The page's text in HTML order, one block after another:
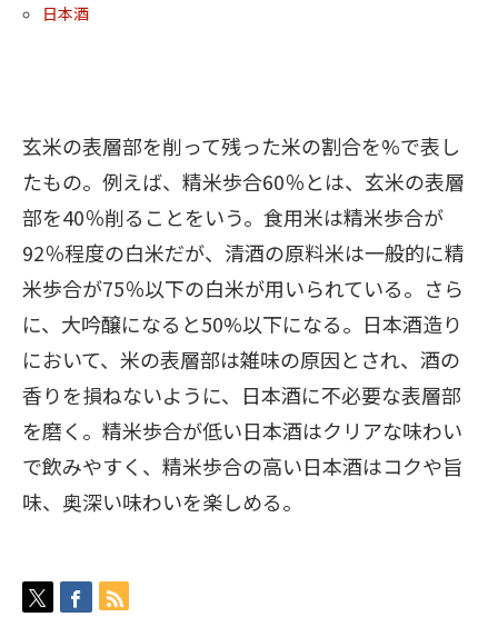
日本酒
玄米の表層部を削って残った米の割合を%で表し
たもの。例えば、精米歩合60％とは、玄米の表層
部を40％削ることをいう。食用米は精米歩合が
92％程度の白米だが、清酒の原料米は一般的に精
米歩合が75％以下の白米が用いられている。さら
に、大吟醸になると50%以下になる。日本酒造り
において、米の表層部は雑味の原因とされ、酒の
香りを損ねないように、日本酒に不必要な表層部
を磨く。精米歩合が低い日本酒はクリアな味わい
で飲みやすく、精米歩合の高い日本酒はコクや旨
味、奥深い味わいを楽しめる。